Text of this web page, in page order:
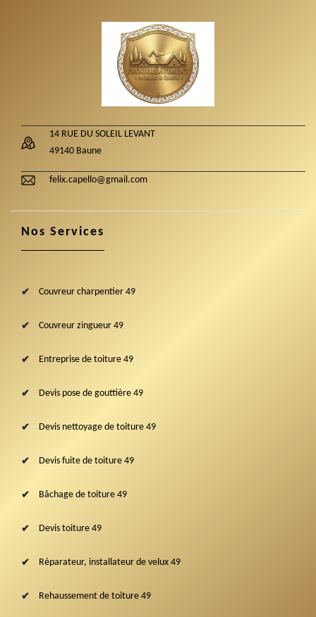
14 RUE DU SOLEIL LEVANT
49140 Baune
felix.capello@gmail.com
Nos Services
Couvreur charpentier 49
Couvreur zingueur 49
Entreprise de toiture 49
Devis pose de gouttière 49
Devis nettoyage de toiture 49
Devis fuite de toiture 49
Bâchage de toiture 49
Devis toiture 49
Réparateur, installateur de velux 49
Rehaussement de toiture 49